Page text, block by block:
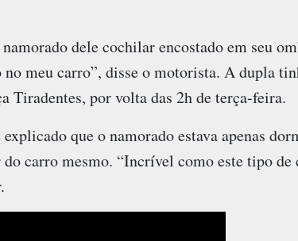
dele cochilar encostado em seu
meu carro”, disse o motorista. A dupla
Tiradentes, por volta das 2h de terça-feira.
que o namorado estava apenas
carro mesmo. “Incrível como este tipo de